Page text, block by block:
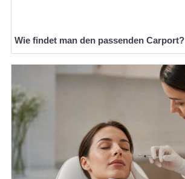
Wie findet man den passenden Carport?